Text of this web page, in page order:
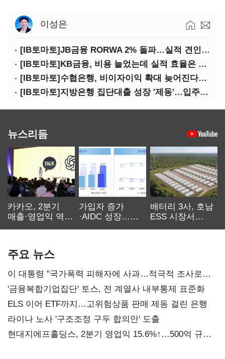
이성은
[IB토마토]JB금융 RORWA 2% 돌파…실적 견인은 은행 아닌 캐피탈
[IB토마토]KB금융, 비용 늘었는데 실적 효율은 개선…증권 호황 효과
[IB토마토]수협은행, 비이자이익 확대 늦어진다…공모운용사 인가 연말로
[IB토마토]지방은행 집단대출 성장 '제동'…입주절벽에 반사이익도 희박
뉴스리듬
카카오, 2분기
매출·영업익 역대
가입자 증가
·AIDC 성장…
배터리 3사, 호남
ESS 시장서
주요 뉴스
이 대통령 "국가폭력 피해자에 사과…적극적 조사로
진실 밝혀야"
'금융복합기업집단' 토스, 전 계열사 내부통제 표준화
ELS 이어 ETF까지…고위험상품 판매 제동 걸린 은행
라이나 노사 '구조조정 구두 합의안' 도출
현대지에프홀딩스, 2분기 영업익 15.6%↑…500억 규모